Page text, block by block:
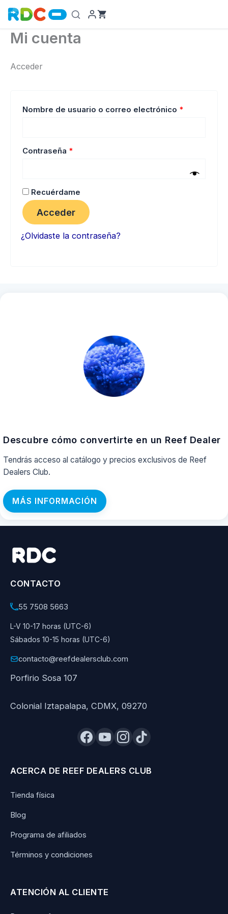
contenido
Mi cuenta
Acceder
Nombre de usuario o correo electrónico *
Contraseña *
Recuérdame
Acceder
¿Olvidaste la contraseña?
Descubre cómo convertirte en un Reef Dealer
Tendrás acceso al catálogo y precios exclusivos de Reef
Dealers Club.
MÁS INFORMACIÓN
CONTACTO
55 7508 5663
L-V 10-17 horas (UTC-6)
Sábados 10-15 horas (UTC-6)
contacto@reefdealersclub.com
Porfirio Sosa 107
Colonial Iztapalapa, CDMX, 09270
ACERCA DE REEF DEALERS CLUB
Tienda física
Blog
Programa de afiliados
Términos y condiciones
ATENCIÓN AL CLIENTE